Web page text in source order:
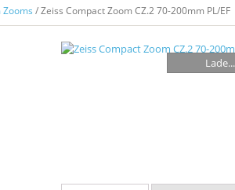
/ Zeiss Compact Zoom CZ.2 70-200mm PL/EF
Lade...